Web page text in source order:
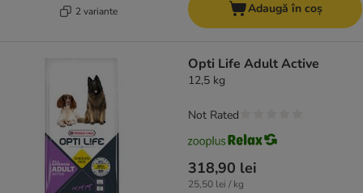
2 variante Adaugă în coș
Opti Life Adult Active
12,5 kg
318,90 lei
25,50 lei / kg
Not Rated